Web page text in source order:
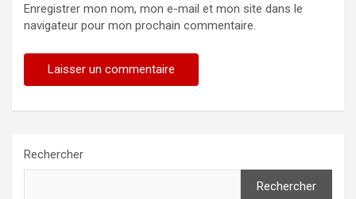
Enregistrer mon nom, mon e-mail et mon site dans le
navigateur pour mon prochain commentaire.
Rechercher
Rechercher